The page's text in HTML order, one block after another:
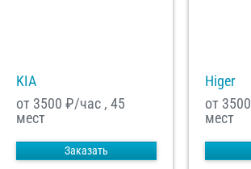
KIA
от 3500 ₽/час , 45
мест
Заказать
Higer
от 3500
мест